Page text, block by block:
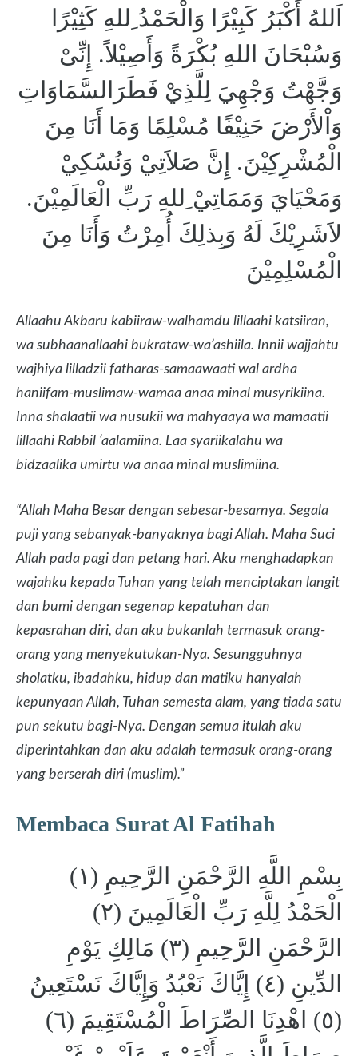
اَللهُ أَكْبَرُ كَبِيْرًا وَالْحَمْدُ ِللهِ كَثِيْرًا
وَسُبْحَانَ اللهِ بُكْرَةً وَأَصِيْلاً. إِنِّىْ
وَجَّهْتُ وَجْهِيَ لِلَّذِيْ فَطَرَالسَّمَاوَاتِ
وَاْلأَرْضَ حَنِيْفًا مُسْلِمًا وَمَا أَنَا مِنَ
الْمُشْرِكِيْنَ. إِنَّ صَلاَتِيْ وَنُسُكِيْ
وَمَحْيَايَ وَمَمَاتِيْ ِللهِ رَبِّ الْعَالَمِيْنَ.
لاَشَرِيْكَ لَهُ وَبِذلِكَ أُمِرْتُ وَأَنَا مِنَ
الْمُسْلِمِيْنَ
Allaahu Akbaru kabiiraw-walhamdu lillaahi katsiiran,
wa subhaanallaahi bukrataw-wa’ashiila. Innii wajjahtu
wajhiya lilladzii fatharas-samaawaati wal ardha
haniifam-muslimaw-wamaa anaa minal musyrikiina.
Inna shalaatii wa nusukii wa mahyaaya wa mamaatii
lillaahi Rabbil ‘aalamiina. Laa syariikalahu wa
bidzaalika umirtu wa anaa minal muslimiina.
“Allah Maha Besar dengan sebesar-besarnya. Segala
puji yang sebanyak-banyaknya bagi Allah. Maha Suci
Allah pada pagi dan petang hari. Aku menghadapkan
wajahku kepada Tuhan yang telah menciptakan langit
dan bumi dengan segenap kepatuhan dan
kepasrahan diri, dan aku bukanlah termasuk orang-
orang yang menyekutukan-Nya. Sesungguhnya
sholatku, ibadahku, hidup dan matiku hanyalah
kepunyaan Allah, Tuhan semesta alam, yang tiada satu
pun sekutu bagi-Nya. Dengan semua itulah aku
diperintahkan dan aku adalah termasuk orang-orang
yang berserah diri (muslim).”
Membaca Surat Al Fatihah
بِسْمِ اللَّهِ الرَّحْمَنِ الرَّحِيمِ (١)
الْحَمْدُ لِلَّهِ رَبِّ الْعَالَمِينَ (٢)
الرَّحْمَنِ الرَّحِيمِ (٣) مَالِكِ يَوْمِ
الدِّينِ (٤) إِيَّاكَ نَعْبُدُ وَإِيَّاكَ نَسْتَعِينُ
(٥) اهْدِنَا الصِّرَاطَ الْمُسْتَقِيمَ (٦)